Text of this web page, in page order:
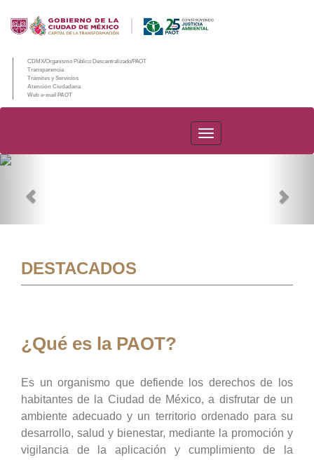
CDMX/Organismo Público Descentralizado/PAOT
Transparencia
Trámites y Servicios
Atención Ciudadana
Web e-mail PAOT
PAOT
DESTACADOS
¿Qué es la PAOT?
Es un organismo que defiende los derechos de los
habitantes de la Ciudad de México, a disfrutar de un
ambiente adecuado y un territorio ordenado para su
desarrollo, salud y bienestar, mediante la promoción y
vigilancia de la aplicación y cumplimiento de la